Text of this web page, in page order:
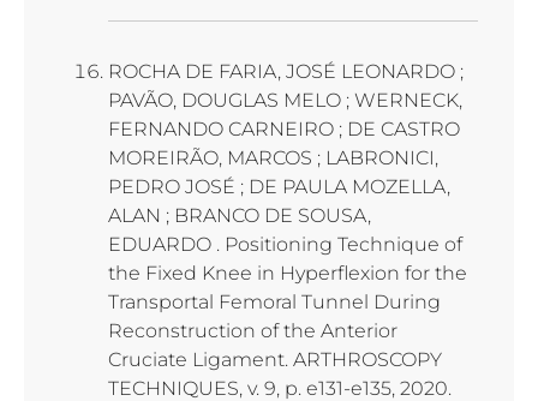
ROCHA DE FARIA, JOSÉ LEONARDO ;
PAVÃO, DOUGLAS MELO ; WERNECK,
FERNANDO CARNEIRO ; DE CASTRO
MOREIRÃO, MARCOS ; LABRONICI,
PEDRO JOSÉ ; DE PAULA MOZELLA,
ALAN ; BRANCO DE SOUSA,
EDUARDO . Positioning Technique of
the Fixed Knee in Hyperflexion for the
Transportal Femoral Tunnel During
Reconstruction of the Anterior
Cruciate Ligament. ARTHROSCOPY
TECHNIQUES, v. 9, p. e131-e135, 2020.